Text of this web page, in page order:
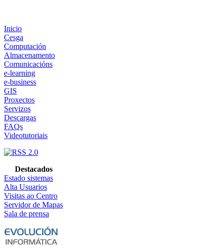
Inicio
Cesga
Computación
Almacenamento
Comunicacións
e-learning
e-business
GIS
Proxectos
Servizos
Descargas
FAQs
Videotutoriais
Destacados
Estado sistemas
Alta Usuarios
Visitas ao Centro
Servidor de Mapas
Sala de prensa